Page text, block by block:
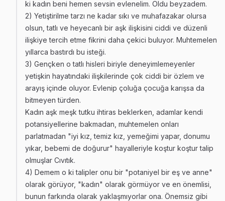
ki kadın beni hemen sevsin evlenelim. Oldu beyzadem.
2) Yetiştirilme tarzı ne kadar sıkı ve muhafazakar olursa
olsun, tatlı ve heyecanlı bir aşk ilişkisini ciddi ve düzenli
ilişkiye tercih etme fikrini daha çekici buluyor. Muhtemelen
yıllarca bastırdı bu isteği.
3) Gençken o tatlı hisleri biriyle deneyimlemeyenler
yetişkin hayatındaki ilişkilerinde çok ciddi bir özlem ve
arayış içinde oluyor. Evlenip çoluğa çocuğa karışsa da
bitmeyen türden.
Kadın aşk meşk tutku ihtiras beklerken, adamlar kendi
potansiyellerine bakmadan, muhtemelen onları
parlatmadan "iyi kız, temiz kız, yemeğimi yapar, donumu
yıkar, bebemi de doğurur" hayalleriyle koştur koştur talip
olmuşlar Cıvıtık.
4) Demem o ki talipler onu bir "potaniyel bir eş ve anne"
olarak görüyor, "kadın" olarak görmüyor ve en önemlisi,
bunun farkında olarak yaklaşmıyorlar ona. Önemsiz gibi